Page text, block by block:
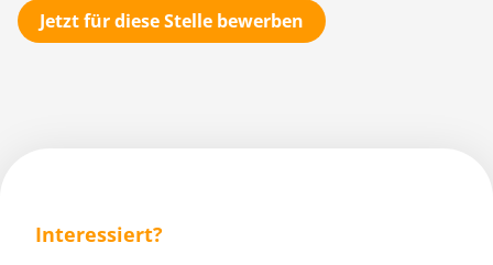
Jetzt für diese Stelle bewerben
Interessiert?